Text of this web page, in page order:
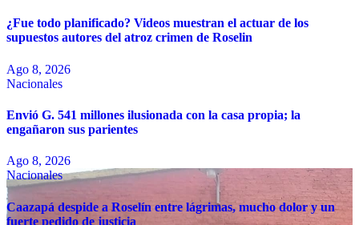
¿Fue todo planificado? Videos muestran el actuar de los
supuestos autores del atroz crimen de Roselin
Ago 8, 2026
Nacionales
Envió G. 541 millones ilusionada con la casa propia; la
engañaron sus parientes
Ago 8, 2026
Nacionales
Caazapá despide a Roselín entre lágrimas, mucho dolor y un
fuerte pedido de justicia